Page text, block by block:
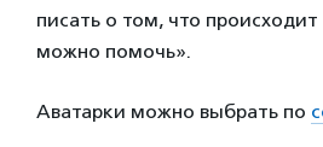
писать о том, что
можно помочь».
Аватарки можно выбрать по